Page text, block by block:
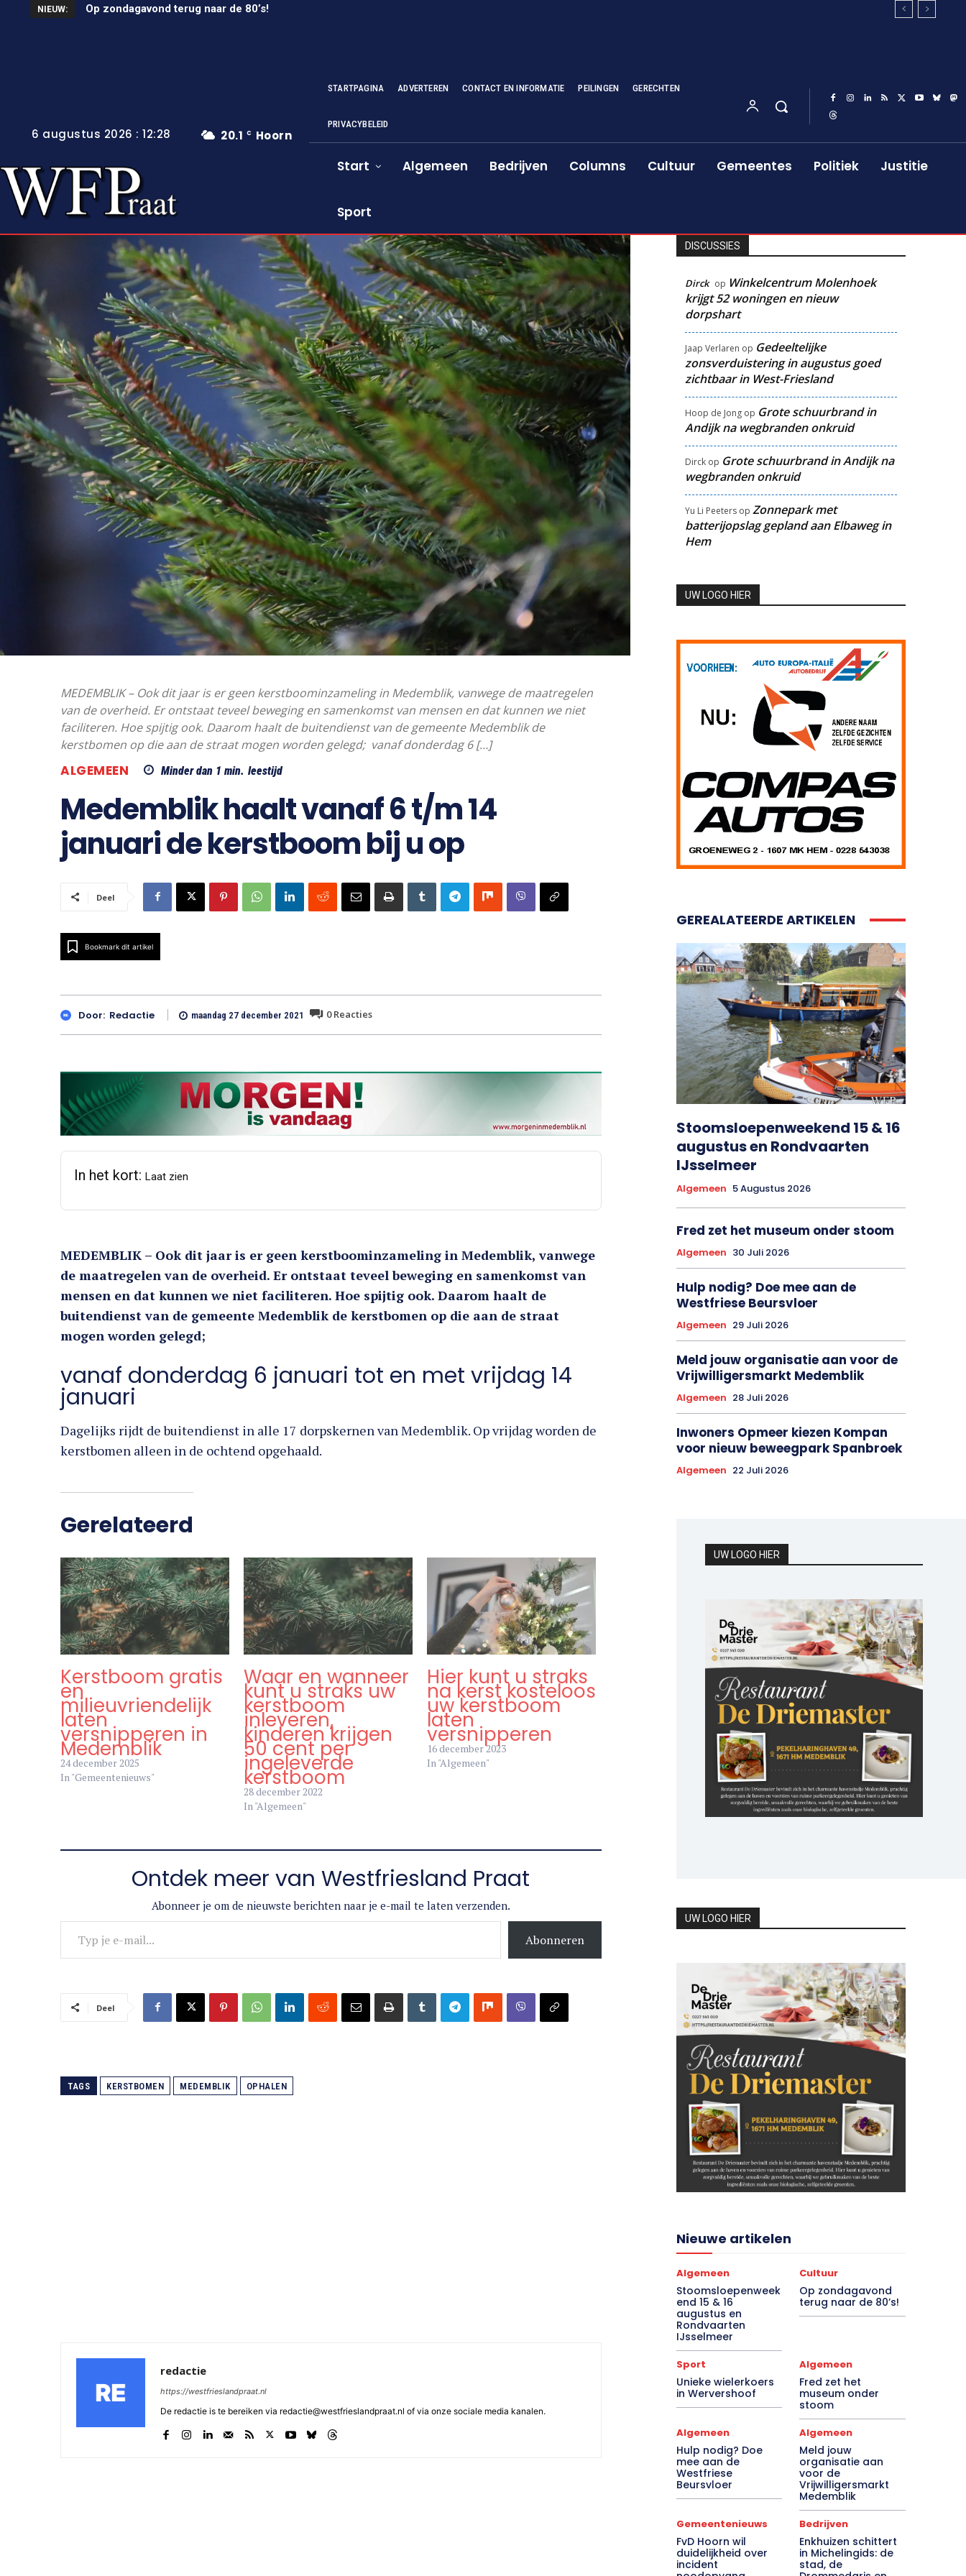
NIEUW: Unieke wielerkoers in Wervershoof
20.1 C Hoorn
6 augustus 2026 : 12:28
STARTPAGINA ADVERTEREN CONTACT EN INFORMATIE PEILINGEN GERECHTEN
PRIVACYBELEID
Start Algemeen Bedrijven Columns Cultuur Gemeentes Politiek Justitie
Sport
MEDEMBLIK – Ook dit jaar is er geen kerstboominzameling in Medemblik, vanwege de maatregelen
van de overheid. Er ontstaat teveel beweging en samenkomst van mensen en dat kunnen we niet
faciliteren. Hoe spijtig ook. Daarom haalt de buitendienst van de gemeente Medemblik de
kerstbomen op die aan de straat mogen worden gelegd; vanaf donderdag 6 […]
ALGEMEEN Minder dan 1 min. leestijd
Medemblik haalt vanaf 6 t/m 14
januari de kerstboom bij u op
Deel
Bookmark dit artikel
Door: Redactie maandag 27 december 2021 0Reacties
In het kort: Laat zien
MEDEMBLIK – Ook dit jaar is er geen kerstboominzameling in Medemblik, vanwege
de maatregelen van de overheid. Er ontstaat teveel beweging en samenkomst van
mensen en dat kunnen we niet faciliteren. Hoe spijtig ook. Daarom haalt de
buitendienst van de gemeente Medemblik de kerstbomen op die aan de straat
mogen worden gelegd;
vanaf donderdag 6 januari tot en met vrijdag 14
januari
Dagelijks rijdt de buitendienst in alle 17 dorpskernen van Medemblik. Op vrijdag worden de
kerstbomen alleen in de ochtend opgehaald.
Gerelateerd
Kerstboom gratis
en
milieuvriendelijk
laten
versnipperen in
Medemblik
24 december 2025
In "Gemeentenieuws"
Waar en wanneer
kunt u straks uw
kerstboom
inleveren,
kinderen krijgen
50 cent per
ingeleverde
kerstboom
28 december 2022
In "Algemeen"
Hier kunt u straks
na kerst kosteloos
uw kerstboom
laten
versnipperen
16 december 2023
In "Algemeen"
Ontdek meer van Westfriesland Praat
Abonneer je om de nieuwste berichten naar je e-mail te laten verzenden.
Typ je e-mail...
Abonneren
Deel
TAGS KERSTBOMEN MEDEMBLIK OPHALEN
redactie
https://westfrieslandpraat.nl
De redactie is te bereiken via redactie@westfrieslandpraat.nl of via onze sociale media kanalen.
DISCUSSIES
Dirck op Winkelcentrum Molenhoek
krijgt 52 woningen en nieuw
dorpshart
Jaap Verlaren op Gedeeltelijke
zonsverduistering in augustus goed
zichtbaar in West-Friesland
Hoop de Jongop Grote schuurbrand in
Andijk na wegbranden onkruid
Dirckop Grote schuurbrand in Andijk na
wegbranden onkruid
Yu Li Peetersop Zonnepark met
batterijopslag gepland aan Elbaweg in
Hem
UW LOGO HIER
GEREALATEERDE ARTIKELEN
Stoomsloepenweekend 15 & 16
augustus en Rondvaarten
IJsselmeer
Algemeen 5 Augustus 2026
Fred zet het museum onder stoom
Algemeen 30 Juli 2026
Hulp nodig? Doe mee aan de
Westfriese Beursvloer
Algemeen 29 Juli 2026
Meld jouw organisatie aan voor de
Vrijwilligersmarkt Medemblik
Algemeen 28 Juli 2026
Inwoners Opmeer kiezen Kompan
voor nieuw beweegpark Spanbroek
Algemeen 22 Juli 2026
UW LOGO HIER
UW LOGO HIER
Nieuwe artikelen
Algemeen
Stoomsloepenweek
end 15 & 16
augustus en
Rondvaarten
IJsselmeer
Cultuur
Op zondagavond
terug naar de 80’s!
Sport
Unieke wielerkoers
in Wervershoof
Algemeen
Fred zet het
museum onder
stoom
Algemeen
Hulp nodig? Doe
mee aan de
Westfriese
Beursvloer
Algemeen
Meld jouw
organisatie aan
voor de
Vrijwilligersmarkt
Medemblik
Gemeentenieuws
FvD Hoorn wil
duidelijkheid over
incident
Bedrijven
Enkhuizen schittert
in Michelingids: de
stad, de